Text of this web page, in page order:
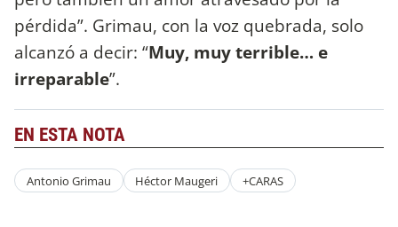
pérdida”. Grimau, con la voz quebrada, solo
alcanzó a decir: “Muy, muy terrible… e
irreparable”.
EN ESTA NOTA
Antonio Grimau Héctor Maugeri +CARAS